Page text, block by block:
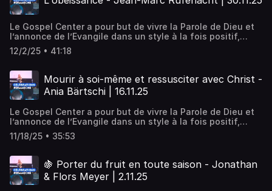
Nous sommes une église désirant vivre la présence
puissance.
Le Gospel Center a pour but de vivre la Parole de Dieu et
l’annonce de l’Evangile dans un style à la fois positif,
pratique et puissant. Positif, en encourageant un style de
vie chrétien qui motive, construit et développe les dons
activités qui rejoignent la vie de tous les jours. Puissant,
en vivant la dimension de la guérison et du miraculeux.
Nous sommes une église désirant vivre la présence
puissance.
12/2/25 • 41:18
Mourir à soi-même et ressusciter avec Christ -
Ania Bärtschi | 16.11.25
Le Gospel Center a pour but de vivre la Parole de Dieu et
l’annonce de l’Evangile dans un style à la fois positif,
pratique et puissant. Positif, en encourageant un style de
vie chrétien qui motive, construit et développe les dons
activités qui rejoignent la vie de tous les jours. Puissant,
en vivant la dimension de la guérison et du miraculeux.
Nous sommes une église désirant vivre la présence
11/18/25 • 35:53
🍇 Porter du fruit en toute saison - Jonathan
& Flors Meyer | 2.11.25